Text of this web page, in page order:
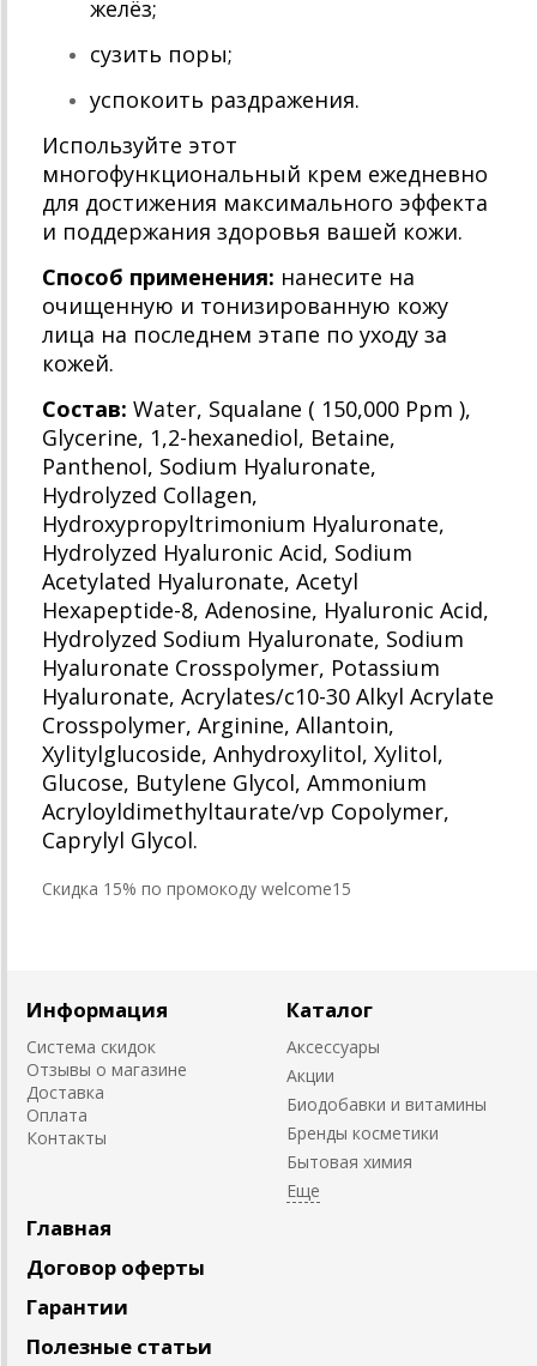
желёз;
сузить поры;
успокоить раздражения.
Используйте этот
многофункциональный крем ежедневно
для достижения максимального эффекта
и поддержания здоровья вашей кожи.
Способ применения: нанесите на
очищенную и тонизированную кожу
лица на последнем этапе по уходу за
кожей.
Состав: Water, Squalane ( 150,000 Ppm ),
Glycerine, 1,2-hexanediol, Betaine,
Panthenol, Sodium Hyaluronate,
Hydrolyzed Collagen,
Hydroxypropyltrimonium Hyaluronate,
Hydrolyzed Hyaluronic Acid, Sodium
Acetylated Hyaluronate, Acetyl
Hexapeptide-8, Adenosine, Hyaluronic Acid,
Hydrolyzed Sodium Hyaluronate, Sodium
Hyaluronate Crosspolymer, Potassium
Hyaluronate, Acrylates/c10-30 Alkyl Acrylate
Crosspolymer, Arginine, Allantoin,
Xylitylglucoside, Anhydroxylitol, Xylitol,
Glucose, Butylene Glycol, Ammonium
Acryloyldimethyltaurate/vp Copolymer,
Caprylyl Glycol.
Cкидка 15% по промокоду welcome15
Информация
Система скидок
Отзывы о магазине
Доставка
Оплата
Контакты
Каталог
Аксессуары
Акции
Биодобавки и витамины
Бренды косметики
Бытовая химия
Главная
Договор оферты
Гарантии
Полезные статьи